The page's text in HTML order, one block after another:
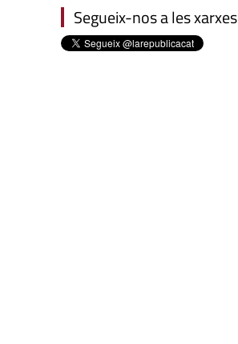
Segueix-nos a les xarxes